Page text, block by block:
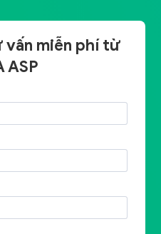
vấn miễn phí từ
ASP